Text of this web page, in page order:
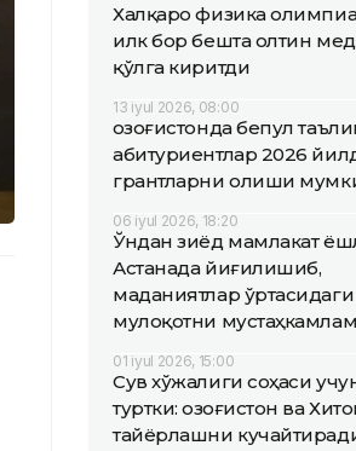
Халқаро физика
илк бор бешта олтин
қўлга киритди
13 iyul 2026, 08:00
Қозоғистонда бепул
абитуриентлар 2026
грантларни олиши
06 iyul 2026, 18:20
Ўндан зиёд мамлакат
Астанада йиғилишиб,
маданиятлар ўртасидаги
мулоқотни
01 iyul 2026, 15:00
Сув хўжалиги соҳаси
туртки: Қозоғистон ва
тайёрлашни